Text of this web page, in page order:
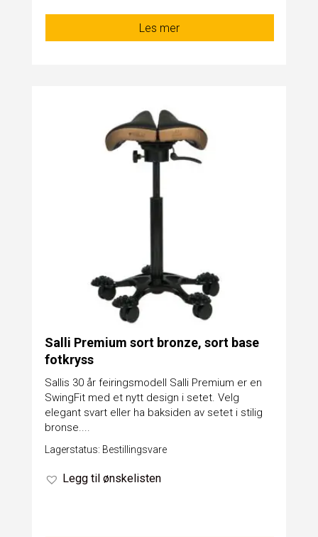
Les mer
Salli Premium sort bronze, sort base
fotkryss
Sallis 30 år feiringsmodell Salli Premium er en
SwingFit med et nytt design i setet. Velg
elegant svart eller ha baksiden av setet i stilig
bronse....
Lagerstatus: Bestillingsvare
Legg til ønskelisten